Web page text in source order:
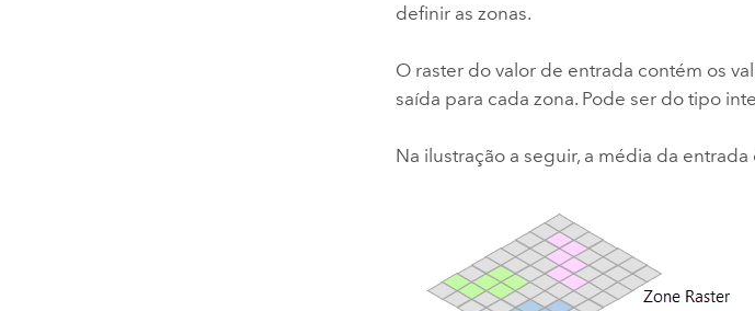
definir as zonas.
O raster do valor de entrada contém os
saída para cada zona. Pode ser do tipo
Na ilustração a seguir, a média da